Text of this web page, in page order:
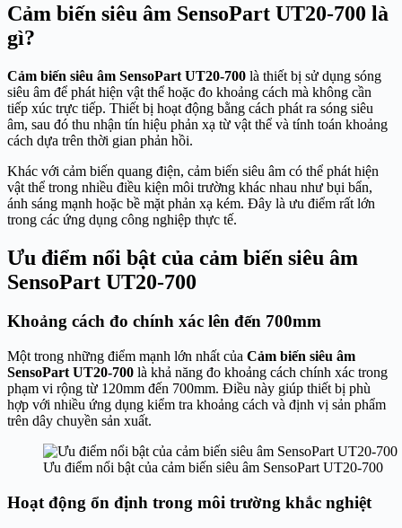
Cảm biến siêu âm SensoPart UT20-700 là
gì?
Cảm biến siêu âm SensoPart UT20-700 là thiết bị sử dụng sóng
siêu âm để phát hiện vật thể hoặc đo khoảng cách mà không cần
tiếp xúc trực tiếp. Thiết bị hoạt động bằng cách phát ra sóng siêu
âm, sau đó thu nhận tín hiệu phản xạ từ vật thể và tính toán khoảng
cách dựa trên thời gian phản hồi.
Khác với cảm biến quang điện, cảm biến siêu âm có thể phát hiện
vật thể trong nhiều điều kiện môi trường khác nhau như bụi bẩn,
ánh sáng mạnh hoặc bề mặt phản xạ kém. Đây là ưu điểm rất lớn
trong các ứng dụng công nghiệp thực tế.
Ưu điểm nổi bật của cảm biến siêu âm
SensoPart UT20-700
Khoảng cách đo chính xác lên đến 700mm
Một trong những điểm mạnh lớn nhất của Cảm biến siêu âm
SensoPart UT20-700 là khả năng đo khoảng cách chính xác trong
phạm vi rộng từ 120mm đến 700mm. Điều này giúp thiết bị phù
hợp với nhiều ứng dụng kiểm tra khoảng cách và định vị sản phẩm
trên dây chuyền sản xuất.
Ưu điểm nổi bật của cảm biến siêu âm SensoPart UT20-700
Hoạt động ổn định trong môi trường khắc nghiệt